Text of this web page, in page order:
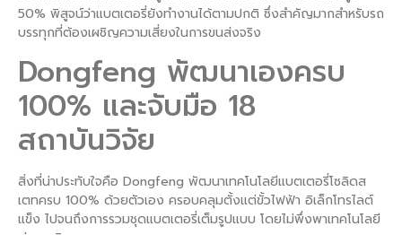
50% พิสูจน์ว่าแบตเตอรี่ยังทำงานได้ตามปกติ ซึ่งสำคัญมากสำหรับรถ
บรรทุกที่ต้องเผชิญความเสี่ยงในการขนส่งจริง
Dongfeng พัฒนาเองครบ
100% และจับมือ 18
สถาบันวิจัย
สิ่งที่น่าประทับใจคือ Dongfeng พัฒนาเทคโนโลยีแบตเตอรี่โซลิดส
เตทครบ 100% ด้วยตัวเอง ครอบคลุมตั้งแต่ขั้วไฟฟ้า อิเล็กโทรไลต์
แข็ง ไปจนถึงการรวมชุดแบตเตอรี่เต็มรูปแบบ โดยไม่พึ่งพาเทคโนโลยี